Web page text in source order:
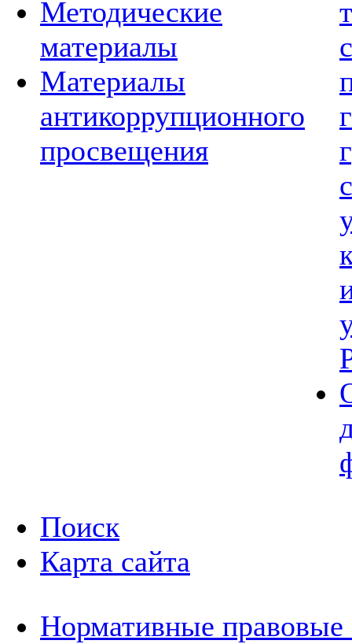
Методические
материалы
Материалы
антикоррупционного
просвещения
Поиск
Карта сайта
Нормативные правовые